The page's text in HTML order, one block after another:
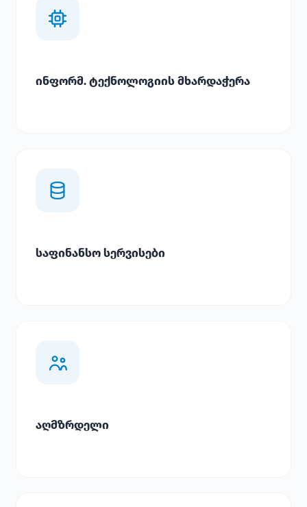
ინფორმ. ტექნოლოგიის მხარდაჭერა
საფინანსო სერვისები
აღმზრდელი